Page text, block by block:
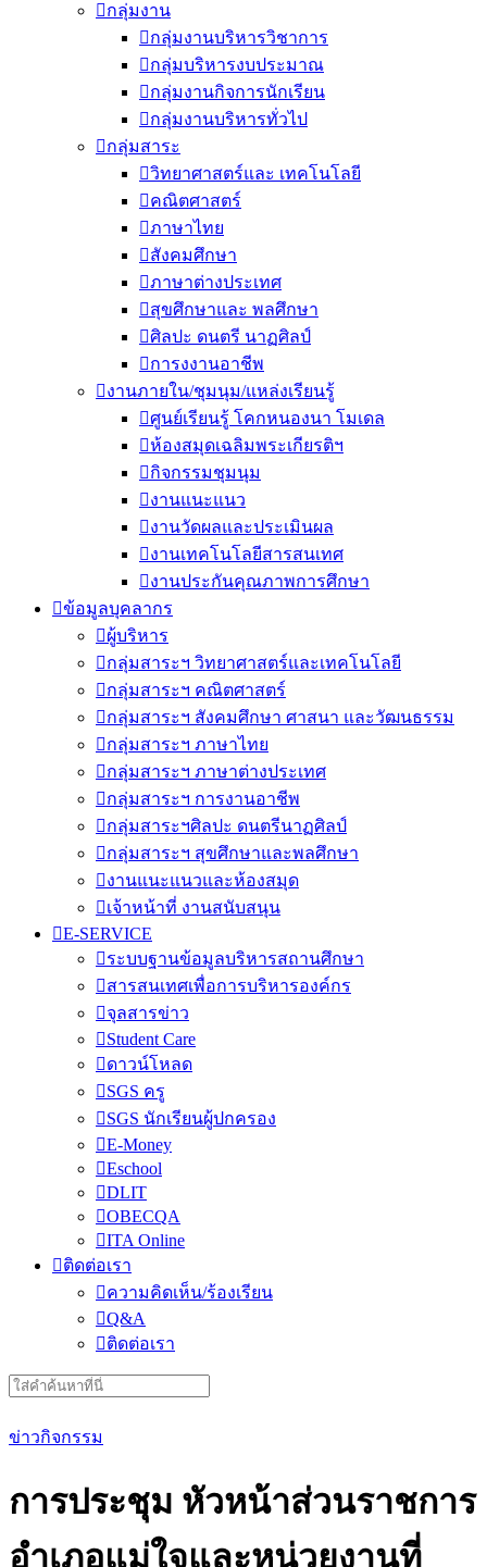
กลุ่มงาน
กลุ่มงานบริหารวิชาการ
กลุ่มบริหารงบประมาณ
กลุ่มงานกิจการนักเรียน
กลุ่มงานบริหารทั่วไป
กลุ่มสาระ
วิทยาศาสตร์และ เทคโนโลยี
คณิตศาสตร์
ภาษาไทย
สังคมศึกษา
ภาษาต่างประเทศ
สุขศึกษาและ พลศึกษา
ศิลปะ ดนตรี นาฏศิลป์
การงงานอาชีพ
งานภายใน/ชุมนุม/แหล่งเรียนรู้
ศูนย์เรียนรู้ โคกหนองนา โมเดล
ห้องสมุดเฉลิมพระเกียรติฯ
กิจกรรมชุมนุม
งานแนะแนว
งานวัดผลและประเมินผล
งานเทคโนโลยีสารสนเทศ
งานประกันคุณภาพการศึกษา
ข้อมูลบุคลากร
ผู้บริหาร
กลุ่มสาระฯ วิทยาศาสตร์และเทคโนโลยี
กลุ่มสาระฯ คณิตศาสตร์
กลุ่มสาระฯ สังคมศึกษา ศาสนา และวัฒนธรรม
กลุ่มสาระฯ ภาษาไทย
กลุ่มสาระฯ ภาษาต่างประเทศ
กลุ่มสาระฯ การงานอาชีพ
กลุ่มสาระฯศิลปะ ดนตรีนาฏศิลป์
กลุ่มสาระฯ สุขศึกษาและพลศึกษา
งานแนะแนวและห้องสมุด
เจ้าหน้าที่ งานสนับสนุน
E-SERVICE
ระบบฐานข้อมูลบริหารสถานศึกษา
สารสนเทศเพื่อการบริหารองค์กร
จุลสารข่าว
Student Care
ดาวน์โหลด
SGS ครู
SGS นักเรียนผู้ปกครอง
E-Money
Eschool
DLIT
OBECQA
ITA Online
ติดต่อเรา
ความคิดเห็น/ร้องเรียน
Q&A
ติดต่อเรา
Search
for:
ข่าวกิจกรรม
การประชุม หัวหน้าส่วนราชการ
อำเภอแม่ใจและหน่วยงานที่